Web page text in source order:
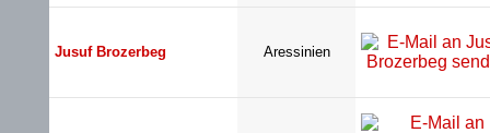
Jusuf Brozerbeg Aressinien